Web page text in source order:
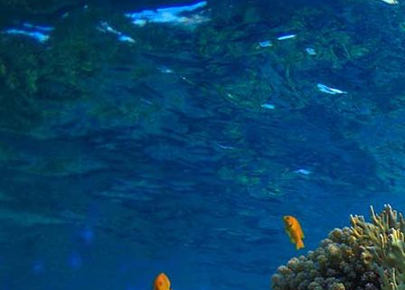
PHOTO-2026-06-14-18-57-23 3
PHOTO-2026-06-14-18-57-23